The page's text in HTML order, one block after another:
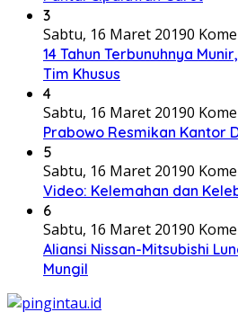
3
Sabtu, 16 Maret 20190
14 Tahun Terbunuhnya
Tim Khusus
4
Sabtu, 16 Maret 20190
Prabowo Resmikan Kantor
5
Sabtu, 16 Maret 20190
Video: Kelemahan dan
6
Sabtu, 16 Maret 20190
Aliansi Nissan-Mitsubishi
Mungil